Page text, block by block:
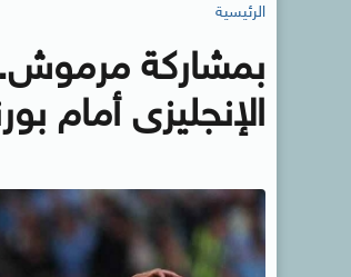
الرئيسية
الإنجليزى أمام